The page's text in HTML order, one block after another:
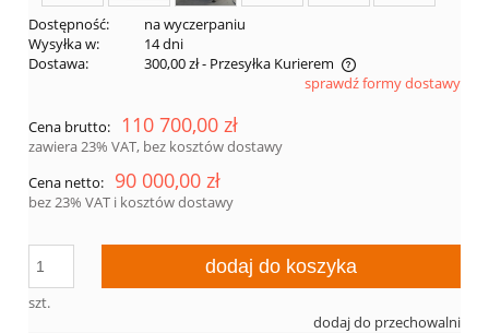
Dostępność:
na wyczerpaniu
Wysyłka w:
14 dni
Dostawa:
300,00 zł- Przesyłka Kurierem
Cena nie zawiera ewentualnych kosztów płatnościsprawdź formy dostawy
Cena brutto: 110 700,00 zł
zawiera 23% VAT, bez kosztów dostawy
Cena netto:
90 000,00 zł
bez 23% VAT i kosztów dostawy
szt.
dodaj do koszyka
dodaj do przechowalni